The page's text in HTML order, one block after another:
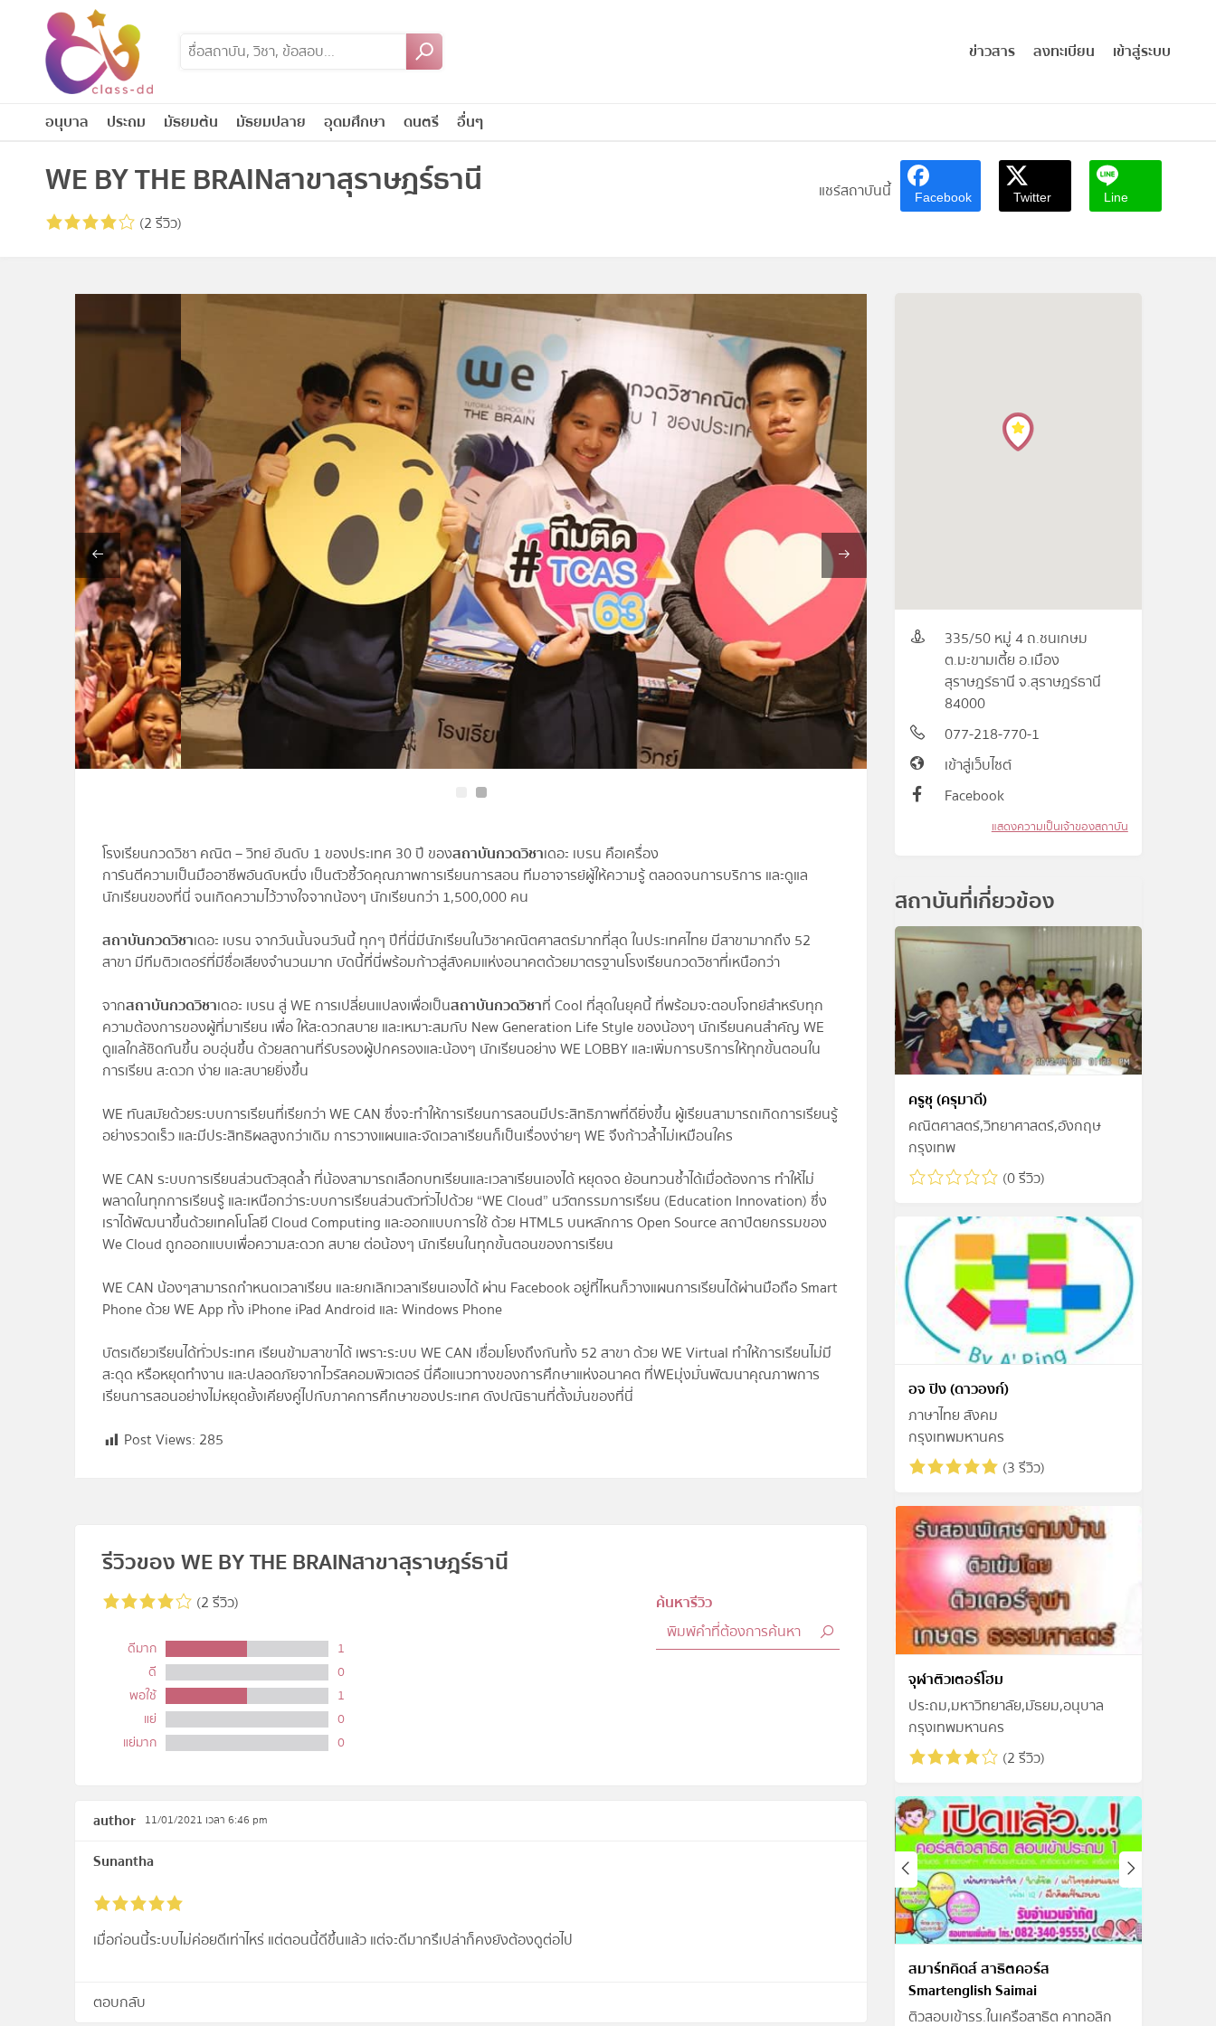
content
ข่าวสาร ลงทะเบียน เข้าสู่ระบบ
อนุบาล ประถม มัธยมต้น มัธยมปลาย อุดมศึกษา ดนตรี อื่นๆ
WE BY THE BRAINสาขาสุราษฎร์ธานี
(2 รีวิว)
แชร์สถาบันนี้ Facebook Twitter Line
โรงเรียนกวดวิชา คณิต – วิทย์ อันดับ 1 ของประเทศ 30 ปี ของสถาบันกวดวิชาเดอะ เบรน คือเครื่อง
การันตีความเป็นมืออาชีพอันดับหนึ่ง เป็นตัวชี้วัดคุณภาพการเรียนการสอน ทีมอาจารย์ผู้ให้ความรู้ ตลอดจนการบริการ และดูแล
นักเรียนของที่นี่ จนเกิดความไว้วางใจจากน้องๆ นักเรียนกว่า 1,500,000 คน
สถาบันกวดวิชาเดอะ เบรน จากวันนั้นจนวันนี้ ทุกๆ ปีที่นี่มีนักเรียนในวิชาคณิตศาสตร์มากที่สุด ในประเทศไทย มีสาขามากถึง 52
สาขา มีทีมติวเตอร์ที่มีชื่อเสียงจำนวนมาก บัดนี้ที่นี่พร้อมก้าวสู่สังคมแห่งอนาคตด้วยมาตรฐานโรงเรียนกวดวิชาที่เหนือกว่า
จากสถาบันกวดวิชาเดอะ เบรน สู่ WE การเปลี่ยนแปลงเพื่อเป็นสถาบันกวดวิชาที่ Cool ที่สุดในยุคนี้ ที่พร้อมจะตอบโจทย์สำหรับทุก
ความต้องการของผู้ที่มาเรียน เพื่อ ให้สะดวกสบาย และเหมาะสมกับ New Generation Life Style ของน้องๆ นักเรียนคนสำคัญ WE
ดูแลใกล้ชิดกันขึ้น อบอุ่นขึ้น ด้วยสถานที่รับรองผู้ปกครองและน้องๆ นักเรียนอย่าง WE LOBBY และเพิ่มการบริการให้ทุกขั้นตอนใน
การเรียน สะดวก ง่าย และสบายยิ่งขึ้น
WE ทันสมัยด้วยระบบการเรียนที่เรียกว่า WE CAN ซึ่งจะทำให้การเรียนการสอนมีประสิทธิภาพที่ดียิ่งขึ้น ผู้เรียนสามารถเกิดการเรียนรู้
อย่างรวดเร็ว และมีประสิทธิผลสูงกว่าเดิม การวางแผนและจัดเวลาเรียนก็เป็นเรื่องง่ายๆ WE จึงก้าวล้ำไม่เหมือนใคร
WE CAN ระบบการเรียนส่วนตัวสุดล้ำ ที่น้องสามารถเลือกบทเรียนและเวลาเรียนเองได้ หยุดจด ย้อนทวนซ้ำได้เมื่อต้องการ ทำให้ไม่
พลาดในทุกการเรียนรู้ และเหนือกว่าระบบการเรียนส่วนตัวทั่วไปด้วย “WE Cloud” นวัตกรรมการเรียน (Education Innovation) ซึ่ง
เราได้พัฒนาขึ้นด้วยเทคโนโลยี Cloud Computing และออกแบบการใช้ ด้วย HTML5 บนหลักการ Open Source สถาปัตยกรรมของ
We Cloud ถูกออกแบบเพื่อความสะดวก สบาย ต่อน้องๆ นักเรียนในทุกขั้นตอนของการเรียน
WE CAN น้องๆสามารถกำหนดเวลาเรียน และยกเลิกเวลาเรียนเองได้ ผ่าน Facebook อยู่ที่ไหนก็วางแผนการเรียนได้ผ่านมือถือ Smart
Phone ด้วย WE App ทั้ง iPhone iPad Android และ Windows Phone
บัตรเดียวเรียนได้ทั่วประเทศ เรียนข้ามสาขาได้ เพราะระบบ WE CAN เชื่อมโยงถึงกันทั้ง 52 สาขา ด้วย WE Virtual ทำให้การเรียนไม่มี
สะดุด หรือหยุดทำงาน และปลอดภัยจากไวรัสคอมพิวเตอร์ นี่คือแนวทางของการศึกษาแห่งอนาคต ที่WEมุ่งมั่นพัฒนาคุณภาพการ
เรียนการสอนอย่างไม่หยุดยั้งเคียงคู่ไปกับภาคการศึกษาของประเทศ ดังปณิธานที่ตั้งมั่นของที่นี่
Post Views: 285
รีวิวของ WE BY THE BRAINสาขาสุราษฎร์ธานี
(2 รีวิว)
ดีมาก
1
ดี
0
พอใช้
1
แย่
0
แย่มาก
0
ค้นหารีวิว
author 11/01/2021 เวลา 6:46 pm
Sunantha
เมื่อก่อนนี้ระบบไม่ค่อยดีเท่าไหร่ แต่ตอนนี้ดีขึ้นแล้ว แต่จะดีมากรึเปล่าก็คงยังต้องดูต่อไป
ตอบกลับ
335/50 หมู่ 4 ถ.ชนเกษม
ต.มะขามเตี้ย อ.เมือง
สุราษฎร์ธานี จ.สุราษฎร์ธานี
84000
077-218-770-1
เข้าสู่เว็บไซต์
Facebook
แสดงความเป็นเจ้าของสถาบัน
สถาบันที่เกี่ยวข้อง
ครูชุ (ครุมาดี)
คณิตศาสตร์,วิทยาศาสตร์,อังกฤษ
กรุงเทพ
(0 รีวิว)
อจ ปิง (ดาวองก์)
ภาษาไทย สังคม
กรุงเทพมหานคร
(3 รีวิว)
จุฬาติวเตอร์โฮม
ประถม,มหาวิทยาลัย,มัธยม,อนุบาล
กรุงเทพมหานคร
(2 รีวิว)
สมาร์ทคิดส์ สาธิตคอร์ส
Smartenglish Saimai
ติวสอบเข้ารร.ในเครือสาธิต คาทอลิก